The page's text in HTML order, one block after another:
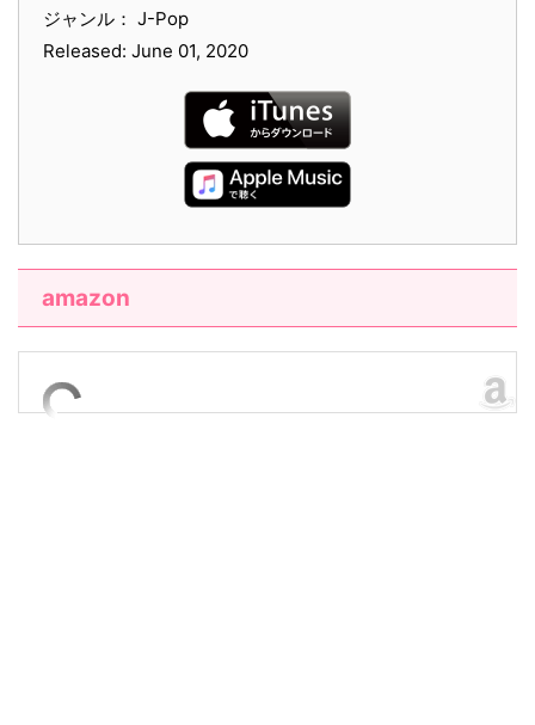
ジャンル： J-Pop
Released: June 01, 2020
amazon